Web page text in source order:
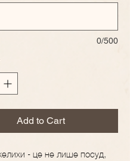
0/500
Add to Cart
келихи - це не лише посуд,